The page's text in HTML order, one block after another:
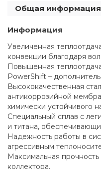
Общая информация
Информация
Увеличенная
конвекции благодаря
Повышенная
PowerShift –
Высококачественная
антикоррозийной
химически устойчивого
Специальный сплав с
и титана,
Надежность работы в
агрессивным
Максимальная
коллектора.